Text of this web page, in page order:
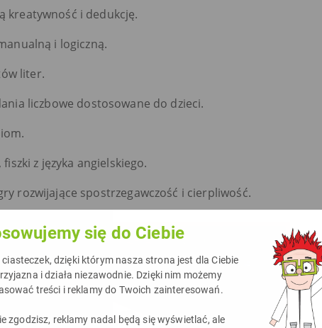
się do Ciebie
ciasteczek, dzięki którym nasza strona jest dla Ciebie
i działa niezawodnie. Dzięki nim możemy
treści i reklamy do Twoich zainteresowań.
zgodzisz, reklamy nadal będą się wyświetlać, ale
kreatywność i dedukcję.
i logiczną.
liter.
liczbowe dostosowane do dzieci.
z języka angielskiego.
rozwijające spostrzegawczość i cierpliwość.